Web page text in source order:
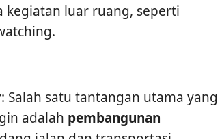
kegiatan luar ruang, seperti
: Salah satu tantangan utama yang
adalah pembangunan